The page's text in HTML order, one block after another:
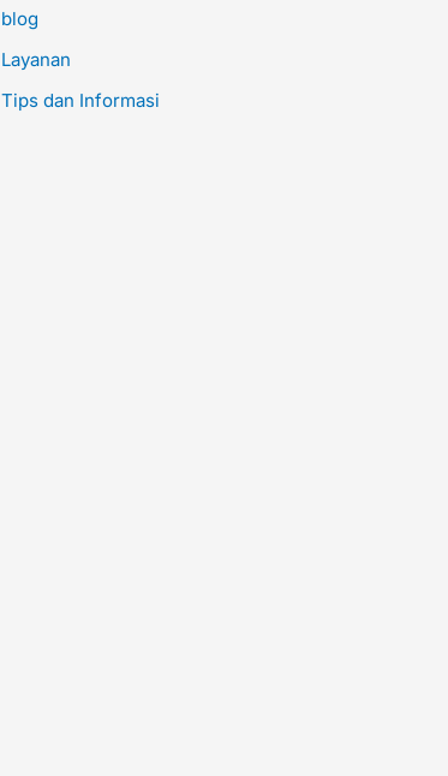
blog
Layanan
Tips dan Informasi